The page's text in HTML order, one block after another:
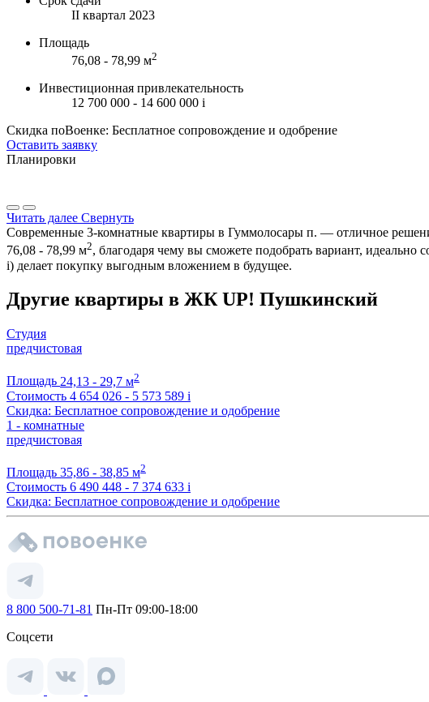
II квартал 2023
Площадь
76,08 - 78,99 м2
Инвестиционная привлекательность
12 700 000 - 14 600 000 i
Скидка поВоенке: Бесплатное сопровождение и одобрение
Оставить заявку
Планировки
Читать далее Свернуть
Современные 3-комнатные квартиры в Гуммолосары п. — отличное
76,08 - 78,99 м2, благодаря чему вы сможете подобрать вариант,
i) делает покупку выгодным вложением в будущее.
Другие квартиры в ЖК UP! Пушкинский
Студия
предчистовая
Площадь 24,13 - 29,7 м2
Стоимость 4 654 026 - 5 573 589 i
Скидка: Бесплатное сопровождение и одобрение
1 - комнатные
предчистовая
Площадь 35,86 - 38,85 м2
Стоимость 6 490 448 - 7 374 633 i
Скидка: Бесплатное сопровождение и одобрение
8 800 500-71-81 Пн-Пт 09:00-18:00
Соцсети